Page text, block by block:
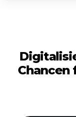
Chancen